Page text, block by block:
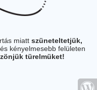
miatt szüneteltetjük,
kényelmesebb felületen
türelmüket!